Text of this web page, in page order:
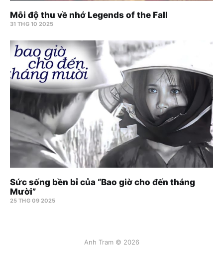
Mỗi độ thu về nhớ Legends of the Fall
31 THG 10 2025
Sức sống bền bỉ của “Bao giờ cho đến tháng
Mười”
25 THG 09 2025
Anh Tram © 2026